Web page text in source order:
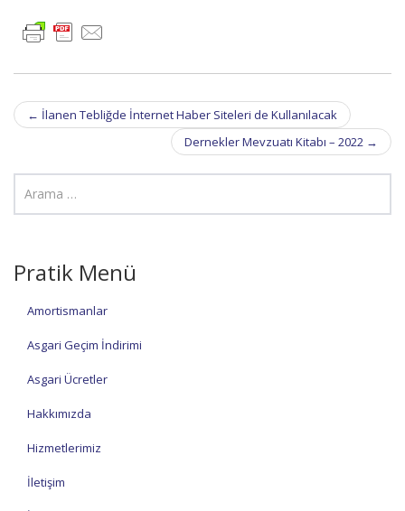
Post
navigation
← İlanen Tebliğde İnternet Haber Siteleri de Kullanılacak
Dernekler Mevzuatı Kitabı – 2022 →
Pratik Menü
Amortismanlar
Asgari Geçim İndirimi
Asgari Ücretler
Hakkımızda
Hizmetlerimiz
İletişim